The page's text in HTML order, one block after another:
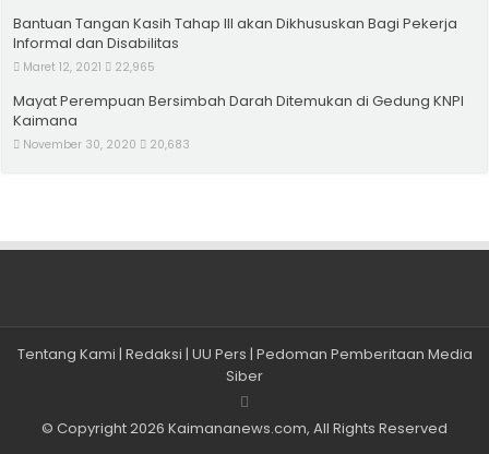
Bantuan Tangan Kasih Tahap III akan Dikhususkan Bagi Pekerja
Informal dan Disabilitas
Maret 12, 2021 22,965
Mayat Perempuan Bersimbah Darah Ditemukan di Gedung KNPI
Kaimana
November 30, 2020 20,683
Tentang Kami | Redaksi | UU Pers | Pedoman Pemberitaan Media
Siber
© Copyright 2026 Kaimananews.com, All Rights Reserved